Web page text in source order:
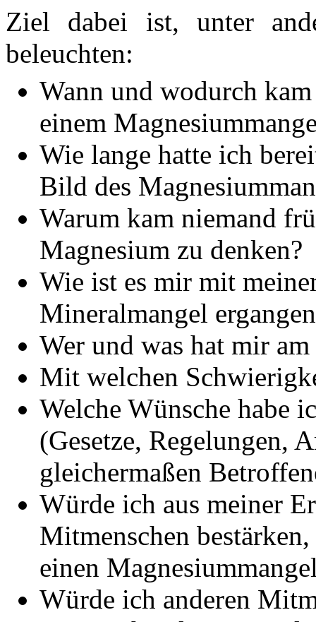
Ziel dabei ist, unter
beleuchten:
Wann und wodurch
einem
Wie lange hatte ich
Bild des
Warum kam niemand
Magnesium zu denken?
Wie ist es mir mit
Mineralmangel
Wer und was hat mir
Mit welchen
Welche Wünsche habe
(Gesetze, Regelungen,
gleichermaßen
Würde ich aus meiner
Mitmenschen
einen
Würde ich anderen